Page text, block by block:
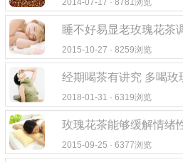
2014-07-17 · 8781浏览
睡不好易显老玫瑰花茶
2015-10-27 · 8259浏览
经期喝茶有讲究 多喝玫
2018-01-31 · 6319浏览
玫瑰花茶能够缓解情绪
2015-09-25 · 6377浏览